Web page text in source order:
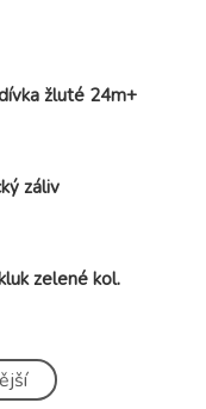
žluté 24m+
záliv
zelené kol.